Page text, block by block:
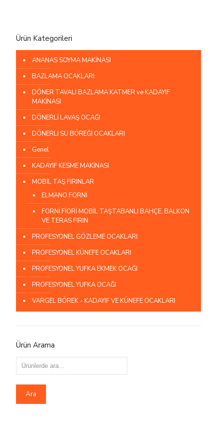
Ürün Kategorileri
ANANAS SOYMA MAKİNASI
BAZLAMA OCAKLARI
DÖNER TAVALI BAZLAMA KATMER ve KADAYIF
MAKİNASI
DÖNERLİ LAVAŞ OCAĞI
DÖNERLİ SU BÖREĞİ OCAKLARI
Genel
KADAYIF KESME MAKİNASI
MOBİL TAŞ FIRINLAR
ELMANO FORNİ
FORNİ FİORİ MOBİL TAŞTABANLI BAHÇE, BALKON
VE TERAS FIRIN
PROFESYONEL GÖZLEME OCAKLARI
PROFESYONEL KÜNEFE OCAKLARI
PROFESYONEL YUFKA EKMEK OCAĞI
PROFESYONEL YUFKA OCAĞI
VARGEL BÖREK - KADAYIF VE KÜNEFE OCAKLARI
Ürün Arama
Ara